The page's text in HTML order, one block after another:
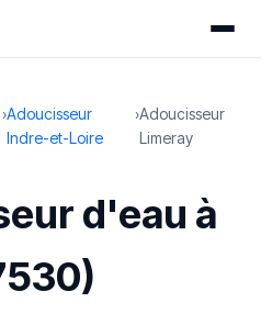
›Adoucisseur
Indre-et-Loire
›Adoucisseur
Limeray
d'eau à